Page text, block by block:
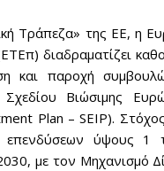
Τράπεζα» της ΕΕ, η
διαδραματίζει
και παροχή
Βιώσιμης
Plan – SEIP).
επενδύσεων ύψους 1
με τον Μηχανισμό